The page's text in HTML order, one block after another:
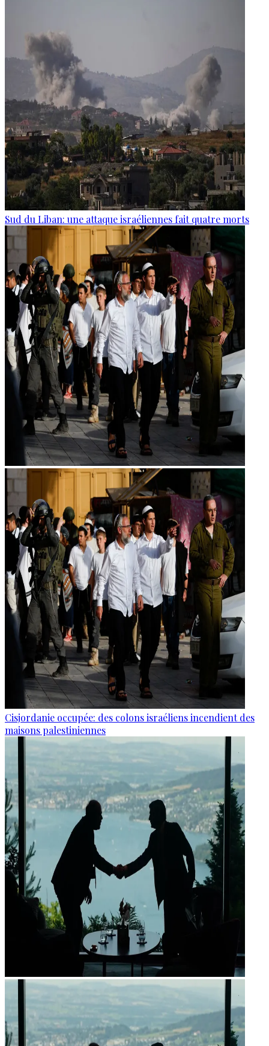
Sud du Liban: une attaque israéliennes fait quatre morts
Cisjordanie occupée: des colons israéliens incendient des
maisons palestiniennes